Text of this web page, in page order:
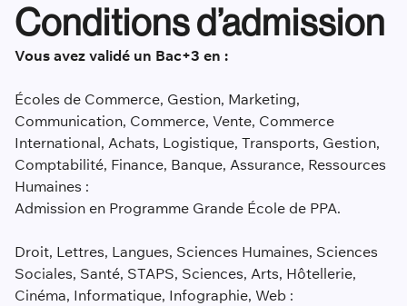
Conditions d’admission
Vous avez validé un Bac+3 en :
Écoles de Commerce, Gestion, Marketing,
Communication, Commerce, Vente, Commerce
International, Achats, Logistique, Transports, Gestion,
Comptabilité, Finance, Banque, Assurance, Ressources
Humaines :
Admission en Programme Grande École de PPA.
Droit, Lettres, Langues, Sciences Humaines, Sciences
Sociales, Santé, STAPS, Sciences, Arts, Hôtellerie,
Cinéma, Informatique, Infographie, Web :